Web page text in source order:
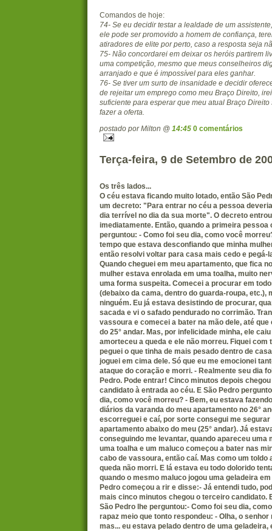
Comandos de hoje:
74- Se eu decidir testar a lealdade de um
ele pode ser promovido a homem de confiança,
atiradores de elite por perto, caso a resposta seja
75- Não concordarei em deixar os heróis partirem
uma competição, mesmo que meus conselheiros
arranjado e que é impossível para eles ganhar.
76- Se tiver um surto de insanidade e decidir
de rejeitar um emprego como meu Braço Direito,
suficiente para esperar que meu atual Braço
fazer a oferta.
postado por Milton @ 14:45 0 comentários
Terça-feira, 9 de Setembro de
Os três lados...
O céu estava ficando muito lotado, então São
um decreto: "Para entrar no céu a pessoa
dia terrível no dia da sua morte". O decreto
imediatamente. Então, quando a primeira pessoa
perguntou: - Como foi seu dia, como você
tempo que estava desconfiando que minha
então resolvi voltar para casa mais cedo e pegá-
Quando cheguei em meu apartamento, que fica
mulher estava enrolada em uma toalha, muito
uma forma suspeita. Comecei a procurar em
(debaixo da cama, dentro do guarda-roupa, etc.),
ninguém. Eu já estava desistindo de procurar,
sacada e vi o safado pendurado no corrimão.
vassoura e comecei a bater na mão dele, até que
do 25° andar. Mas, por infelicidade minha, ele
amorteceu a queda e ele não morreu. Fiquei com
peguei o que tinha de mais pesado dentro de
joguei em cima dele. Só que eu me emocionei
ataque do coração e morri. - Realmente seu dia
Pedro. Pode entrar! Cinco minutos depois
candidato à entrada ao céu. E São Pedro
dia, como você morreu? - Bem, eu estava
diários da varanda do meu apartamento no 26°
escorreguei e caí, por sorte consegui me
apartamento abaixo do meu (25° andar). Já
conseguindo me levantar, quando apareceu uma
uma toalha e um maluco começou a bater nas
cabo de vassoura, então caí. Mas como um toldo
queda não morri. E lá estava eu todo dolorido
quando o mesmo maluco jogou uma geladeira
Pedro começou a rir e disse:- Já entendi tudo,
mais cinco minutos chegou o terceiro candidato.
São Pedro lhe perguntou:- Como foi seu dia,
rapaz meio que tonto respondeu: - Olha, o senhor
mas... eu estava pelado dentro de uma geladeira,